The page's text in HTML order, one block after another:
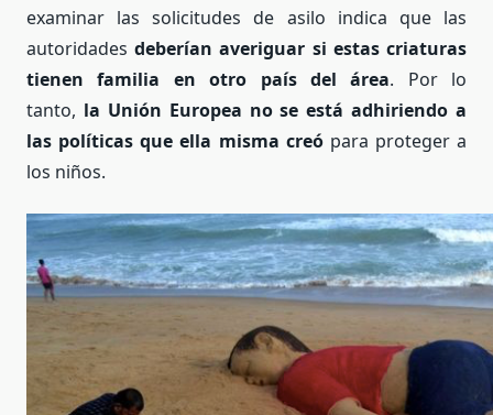
examinar las solicitudes de asilo indica que las
autoridadesdeberían averiguar si estas criaturas
tienen familia en otro país del área. Por lo
tanto, la Unión Europea no se está adhiriendo a
las políticas que ella misma creó para proteger a
los niños.